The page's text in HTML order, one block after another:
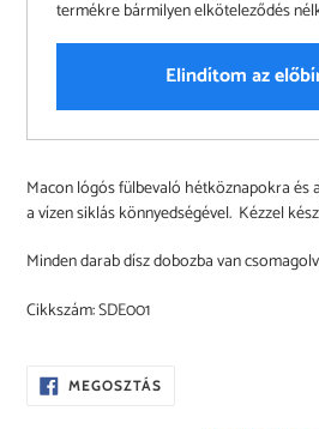
termékre bármilyen elköteleződés
Elindítom az
termék
felvéve
kosárba
Macon lógós fülbevaló hétköznapokra és
a vízen siklás könnyedségével. Kézzel
Minden darab dísz dobozba van
Cikkszám: SDE001
MEGOSZTÁSOSZD
MEG